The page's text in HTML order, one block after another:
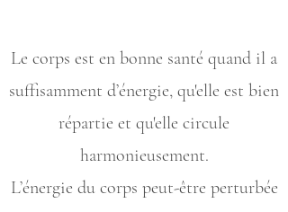
Le corps est en bonne santé quand il a
suffisamment d’énergie, qu'elle est bien
répartie et qu'elle circule
harmonieusement.
L’énergie du corps peut-être perturbée